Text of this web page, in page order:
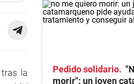
la
Pedido solidario
morir": un joven